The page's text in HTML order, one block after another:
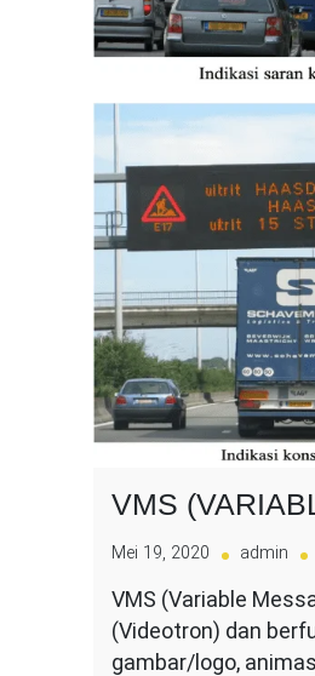
VMS
Mei 19, 2020 admin
VMS (Variable
(Videotron) dan
gambar/logo,